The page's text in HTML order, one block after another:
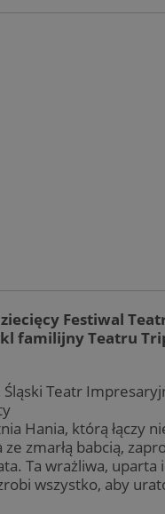
Festiwal
familijny Teatru
Śląski Teatr
Hania, którą łączy
zmarłą babcią,
Ta wrażliwa, uparta
wszystko, aby